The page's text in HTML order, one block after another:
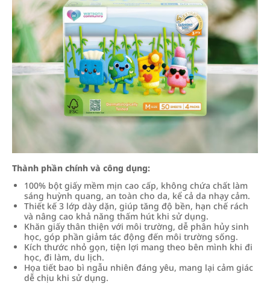
Thành phần chính và công dụng:
100% bột giấy mềm mịn cao cấp, không chứa chất làm
sáng huỳnh quang, an toàn cho da, kể cả da nhạy cảm.
Thiết kế 3 lớp dày dặn, giúp tăng độ bền, hạn chế rách
và nâng cao khả năng thấm hút khi sử dụng.
Khăn giấy thân thiện với môi trường, dễ phân hủy sinh
học, góp phần giảm tác động đến môi trường sống.
Kích thước nhỏ gọn, tiện lợi mang theo bên mình khi đi
học, đi làm, du lịch.
Họa tiết bao bì ngẫu nhiên đáng yêu, mang lại cảm giác
dễ chịu khi sử dụng.